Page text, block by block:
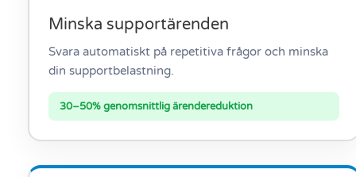
Minska supportärenden
Svara automatiskt på repetitiva frågor och minska
din supportbelastning.
30–50% genomsnittlig ärendereduktion